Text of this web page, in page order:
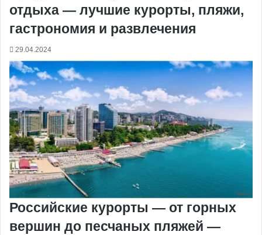
отдыха — лучшие курорты, пляжи,
гастрономия и развлечения
29.04.2024
Российские курорты — от горных
вершин до песчаных пляжей —